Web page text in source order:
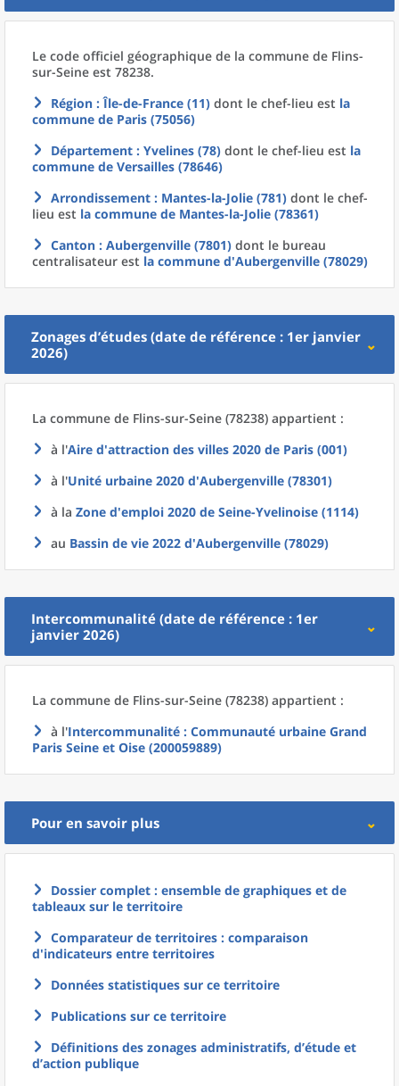
Le code officiel géographique de la commune de Flins-
sur-Seine est 78238.
Région : Île-de-France (11) dont le chef-lieu est la
commune de Paris (75056)
Département : Yvelines (78) dont le chef-lieu est la
commune de Versailles (78646)
Arrondissement : Mantes-la-Jolie (781) dont le chef-
lieu est la commune de Mantes-la-Jolie (78361)
Canton : Aubergenville (7801) dont le bureau
centralisateur est la commune d'Aubergenville (78029)
Zonages d’études (date de référence : 1er janvier
2026)
La commune de Flins-sur-Seine (78238) appartient :
à l'Aire d'attraction des villes 2020 de Paris (001)
à l'Unité urbaine 2020 d'Aubergenville (78301)
à la Zone d'emploi 2020 de Seine-Yvelinoise (1114)
au Bassin de vie 2022 d'Aubergenville (78029)
Intercommunalité (date de référence : 1er
janvier 2026)
La commune de Flins-sur-Seine (78238) appartient :
à l'Intercommunalité : Communauté urbaine Grand
Paris Seine et Oise (200059889)
Pour en savoir plus
Dossier complet : ensemble de graphiques et de
tableaux sur le territoire
Comparateur de territoires : comparaison
d'indicateurs entre territoires
Données statistiques sur ce territoire
Publications sur ce territoire
Définitions des zonages administratifs, d’étude et
d’action publique